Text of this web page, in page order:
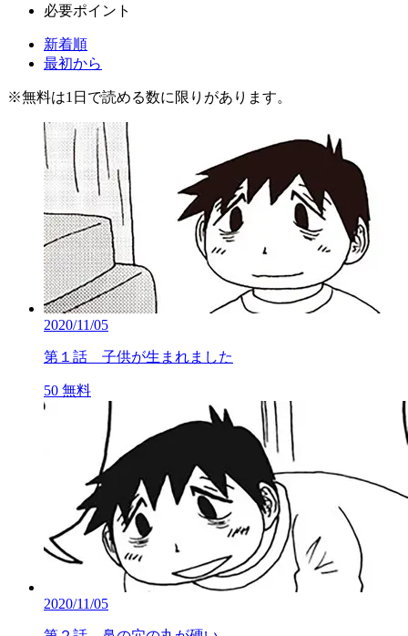
必要ポイント
新着順
最初から
※無料は1日で読める数に限りがあります。
2020/11/05
第１話 子供が生まれました
50 無料
2020/11/05